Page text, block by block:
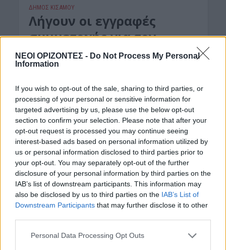
ΝΕΟΙ ΟΡΙΖΟΝΤΕΣ - Do Not Process My Personal
Information
If you wish to opt-out of the sale, sharing to third parties, or
processing of your personal or sensitive information for
targeted advertising by us, please use the below opt-out
section to confirm your selection. Please note that after your
opt-out request is processed you may continue seeing
interest-based ads based on personal information utilized by
us or personal information disclosed to third parties prior to
your opt-out. You may separately opt-out of the further
disclosure of your personal information by third parties on the
IAB’s list of downstream participants. This information may
also be disclosed by us to third parties on the IAB’s List of
Downstream Participants that may further disclose it to other
Personal Data Processing Opt Outs
ΔΉΜΟΣ ΚΙΣΆΜΟΥ
Λήγουν οι εγγραφές
συμμετοχής για τον
Λαφονήσιο δρόμο
Οι εγγραφές για το Λαφονήσιο δρόμο που θα
πραγματοποιηθεί στις 17 Αυγούστου κλείνουν
αύριο, για αυτό ενημερώνονται όσοι επιθυμούν να
συμμετέχουν μπορούν να...